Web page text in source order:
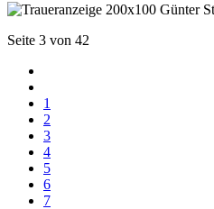
Seite 3 von 42
1
2
3
4
5
6
7